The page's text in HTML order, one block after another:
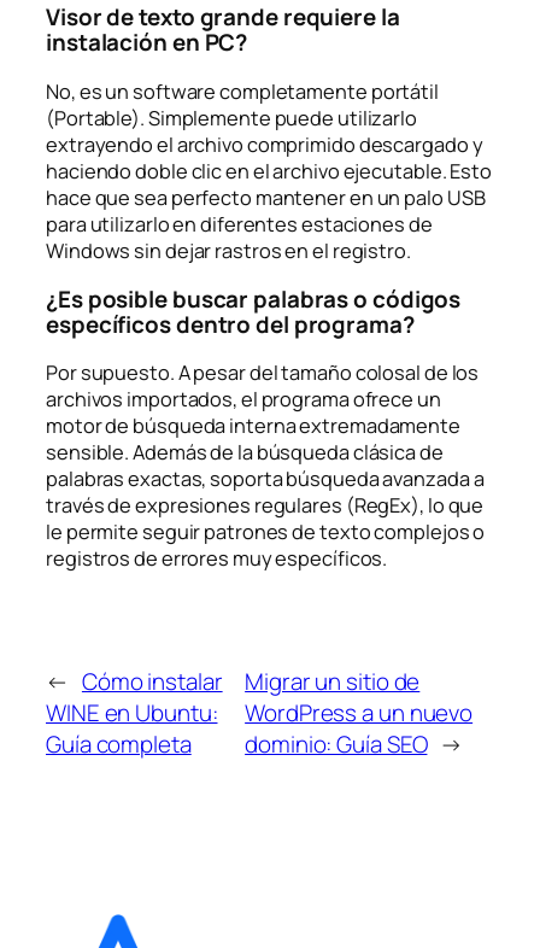
Visor de texto grande requiere la
instalación en PC?
No, es un software completamente portátil
(Portable). Simplemente puede utilizarlo
extrayendo el archivo comprimido descargado y
haciendo doble clic en el archivo ejecutable. Esto
hace que sea perfecto mantener en un palo USB
para utilizarlo en diferentes estaciones de
Windows sin dejar rastros en el registro.
¿Es posible buscar palabras o códigos
específicos dentro del programa?
Por supuesto. A pesar del tamaño colosal de los
archivos importados, el programa ofrece un
motor de búsqueda interna extremadamente
sensible. Además de la búsqueda clásica de
palabras exactas, soporta búsqueda avanzada a
través de expresiones regulares (RegEx), lo que
le permite seguir patrones de texto complejos o
registros de errores muy específicos.
← Cómo instalar
WINE en Ubuntu:
Guía completa
Migrar un sitio de
WordPress a un nuevo
dominio: Guía SEO →